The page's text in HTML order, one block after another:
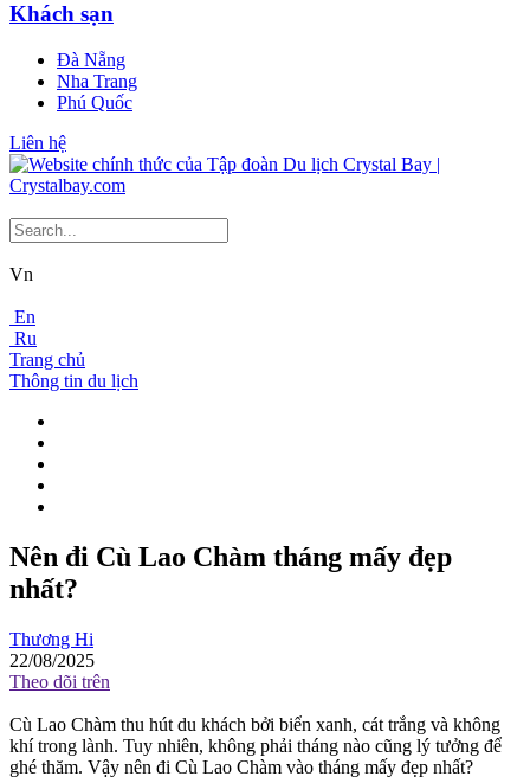
Khách sạn
Đà Nẵng
Nha Trang
Phú Quốc
Liên hệ
Vn
En
Ru
Trang chủ
Thông tin du lịch
Nên đi Cù Lao Chàm tháng mấy đẹp
nhất?
Thương Hi
22/08/2025
Theo dõi trên
Cù Lao Chàm thu hút du khách bởi biển xanh, cát trắng và không
khí trong lành. Tuy nhiên, không phải tháng nào cũng lý tưởng để
ghé thăm. Vậy nên đi Cù Lao Chàm vào tháng mấy đẹp nhất?